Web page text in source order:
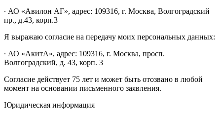
∙ АО «Авилон АГ», адрес: 109316, г. Москва, Волгоградский
пр., д.43, корп.3
Я выражаю согласие на передачу моих персональных данных:
∙ АО «АкитА», адрес: 109316, г. Москва, просп.
Волгоградский, д. 43, корп. 3
Согласие действует 75 лет и может быть отозвано в любой
момент на основании письменного заявления.
Юридическая информация